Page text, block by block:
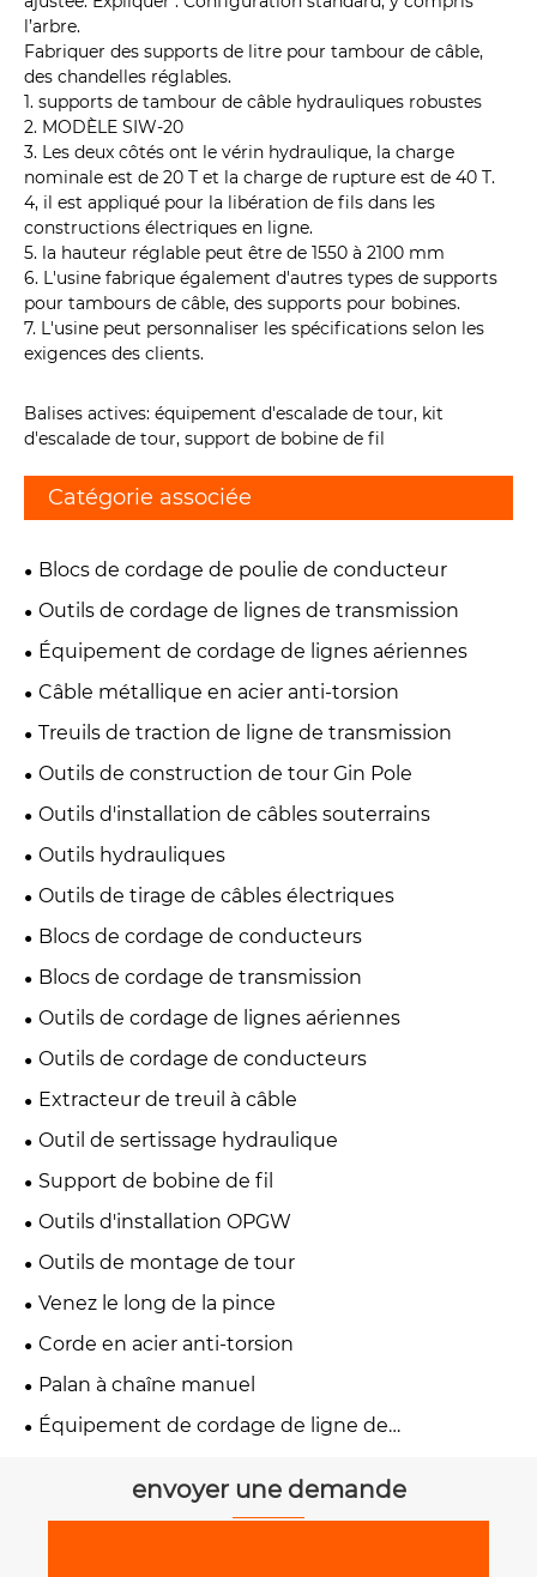
l’arbre.
Fabriquer des supports de litre pour tambour de câble,
des chandelles réglables.
1. supports de tambour de câble hydrauliques robustes
2. MODÈLE SIW-20
3. Les deux côtés ont le vérin hydraulique, la charge
nominale est de 20 T et la charge de rupture est de 40 T.
4, il est appliqué pour la libération de fils dans les
constructions électriques en ligne.
5. la hauteur réglable peut être de 1550 à 2100 mm
6. L'usine fabrique également d'autres types de supports
pour tambours de câble, des supports pour bobines.
7. L'usine peut personnaliser les spécifications selon les
exigences des clients.
Balises actives: équipement d'escalade de tour, kit
d'escalade de tour, support de bobine de fil
Catégorie associée
Blocs de cordage de poulie de conducteur
Outils de cordage de lignes de transmission
Équipement de cordage de lignes aériennes
Câble métallique en acier anti-torsion
Treuils de traction de ligne de transmission
Outils de construction de tour Gin Pole
Outils d'installation de câbles souterrains
Outils hydrauliques
Outils de tirage de câbles électriques
Blocs de cordage de conducteurs
Blocs de cordage de transmission
Outils de cordage de lignes aériennes
Outils de cordage de conducteurs
Extracteur de treuil à câble
Outil de sertissage hydraulique
Support de bobine de fil
Outils d'installation OPGW
Outils de montage de tour
Venez le long de la pince
Corde en acier anti-torsion
Palan à chaîne manuel
Équipement de cordage de ligne de
envoyer une demande